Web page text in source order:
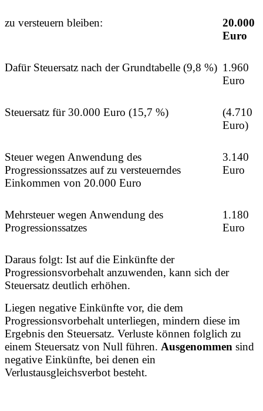
zu versteuern bleiben:
20.000
Euro
Dafür Steuersatz nach der Grundtabelle (9,8 %) 1.960
Euro
Steuersatz für 30.000 Euro (15,7 %)
(4.710
Euro)
Steuer wegen Anwendung des
Progressionssatzes auf zu versteuerndes
Einkommen von 20.000 Euro
3.140
Euro
Mehrsteuer wegen Anwendung des
Progressionssatzes
1.180
Euro
Daraus folgt: Ist auf die Einkünfte der
Progressionsvorbehalt anzuwenden, kann sich der
Steuersatz deutlich erhöhen.
Liegen negative Einkünfte vor, die dem
Progressionsvorbehalt unterliegen, mindern diese im
Ergebnis den Steuersatz. Verluste können folglich zu
einem Steuersatz von Null führen. Ausgenommen sind
negative Einkünfte, bei denen ein
Verlustausgleichsverbot besteht.